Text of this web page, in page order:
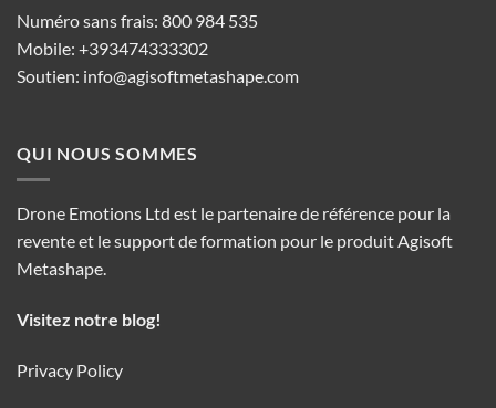
Numéro sans frais: 800 984 535
Mobile: +393474333302
Soutien: info@agisoftmetashape.com
QUI NOUS SOMMES
Drone Emotions Ltd est le partenaire de référence pour la
revente et le support de formation pour le produit Agisoft
Metashape.
Visitez notre blog!
Privacy Policy